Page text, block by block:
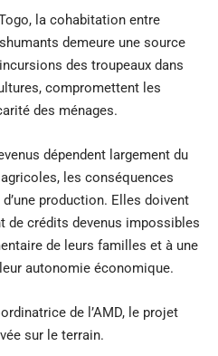
la cohabitation entre
demeure une source
des troupeaux dans
compromettent les
des ménages.
dépendent largement du
les conséquences
production. Elles doivent
de crédits devenus impossibles
de leurs familles et à une
autonomie économique.
de l’AMD, le projet
sur le terrain.